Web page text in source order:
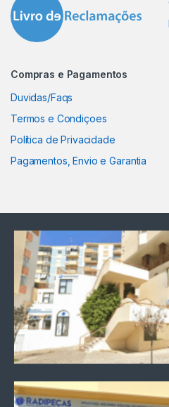
Compras e Pagamentos
Duvidas/Faqs
Termos e Condiçoes
Política de Privacidade
Pagamentos, Envio e Garantia